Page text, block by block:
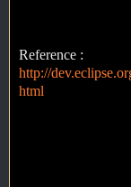
Reference :
http://
html